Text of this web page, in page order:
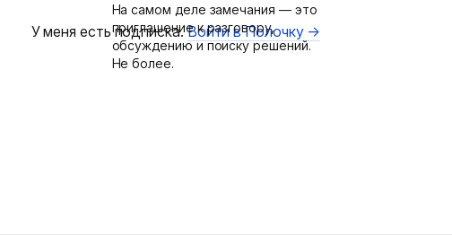
На самом деле замечания — это
приглашение к разговору,
обсуждению и поиску решений.
Не более.
У меня есть подписка.Войти в Полочку →